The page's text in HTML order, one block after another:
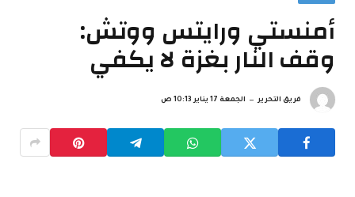
أمنستي ورايتس ووتش:
وقف النار بغزة لا يكفي
فريق التحرير الجمعة 17 يناير 10:13 ص